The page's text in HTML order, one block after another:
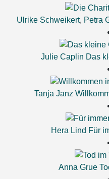
Ulrike Schweikert, Petra
Julie Caplin Das
Tanja Janz
Hera Lind Für
Anna Grue